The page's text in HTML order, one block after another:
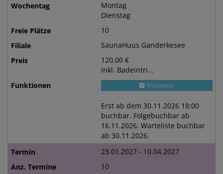
Montag
Dienstag
10
SaunaHuus Ganderkesee
120,00 €
inkl. Badeintri...
Warteliste
Erst ab dem 30.11.2026 18:00
buchbar. Folgebuchbar ab
16.11.2026. Warteliste buchbar
ab 30.11.2026.
23.01.2027 - 10.04.2027
10